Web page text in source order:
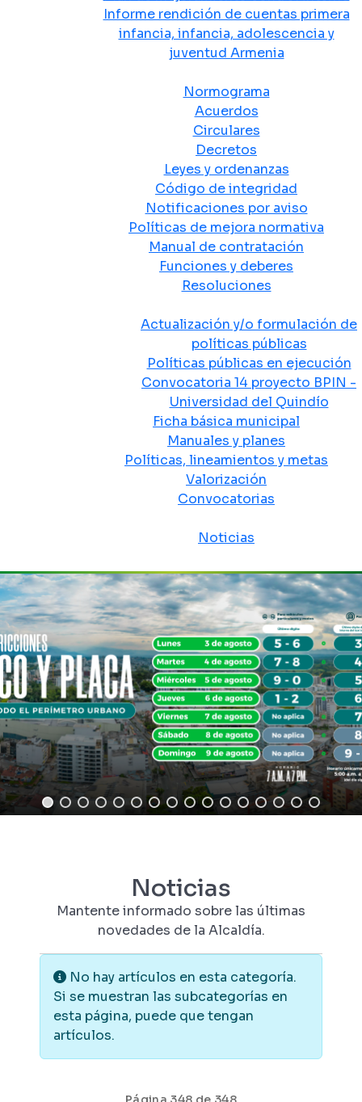
Informe rendición de cuentas primera
infancia, infancia, adolescencia y
juventud Armenia
Normograma
Acuerdos
Circulares
Decretos
Leyes y ordenanzas
Código de integridad
Notificaciones por aviso
Políticas de mejora normativa
Manual de contratación
Funciones y deberes
Resoluciones
Actualización y/o formulación de
políticas públicas
Políticas públicas en ejecución
Convocatoria 14 proyecto BPIN -
Universidad del Quindío
Ficha básica municipal
Manuales y planes
Políticas, lineamientos y metas
Valorización
Convocatorias
Noticias
Noticias
Mantente informado sobre las últimas
novedades de la Alcaldía.
Información
No hay artículos en esta categoría.
Si se muestran las subcategorías en
esta página, puede que tengan
artículos.